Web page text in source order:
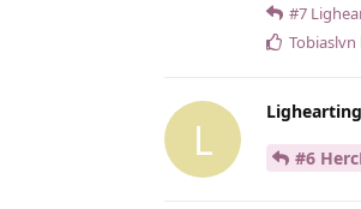
#7
Tobiaslvn
L
Lighearting
#6